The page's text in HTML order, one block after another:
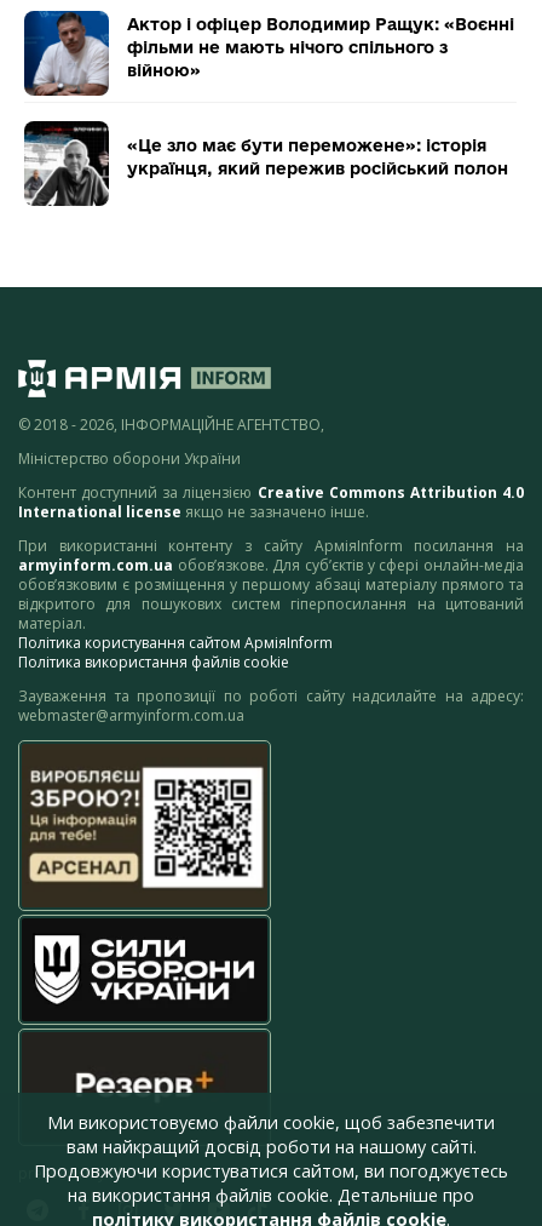
Актор і офіцер Володимир Ращук: «Воєнні
фільми не мають нічого спільного з
війною»
«Це зло має бути переможене»: історія
українця, який пережив російський полон
© 2018 - 2026, ІНФОРМАЦІЙНЕ АГЕНТСТВО,
Міністерство оборони України
Контент доступний за ліцензією Creative Commons Attribution 4.0
International license якщо не зазначено інше.
При використанні контенту з сайту АрміяInform посилання на
armyinform.com.ua обов’язкове. Для суб’єктів у сфері онлайн-медіа
обов’язковим є розміщення у першому абзаці матеріалу прямого та
відкритого для пошукових систем гіперпосилання на цитований
матеріал.
Політика користування сайтом АрміяInform
Політика використання файлів cookie
Зауваження та пропозиції по роботі сайту надсилайте на адресу:
webmaster@armyinform.com.ua
press@armyinform.com.ua
Ми використовуємо файли cookie, щоб забезпечити
вам найкращий досвід роботи на нашому сайті.
Продовжуючи користуватися сайтом, ви погоджуєтесь
на використання файлів cookie. Детальніше про
політику використання файлів cookie.